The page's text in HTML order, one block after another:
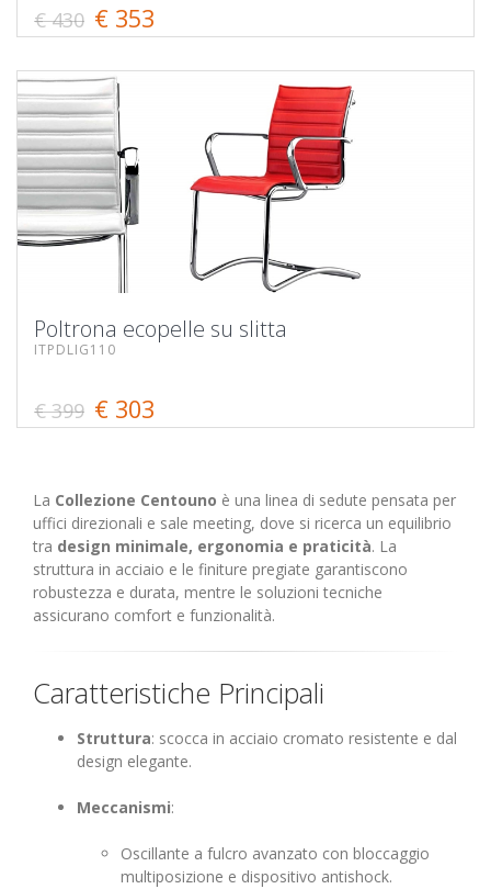
€ 430 € 353
Poltrona ecopelle su slitta
ITPDLIG110
€ 399 € 303
La Collezione Centouno è una linea di sedute pensata per
uffici direzionali e sale meeting, dove si ricerca un equilibrio
tra design minimale, ergonomia e praticità. La
struttura in acciaio e le finiture pregiate garantiscono
robustezza e durata, mentre le soluzioni tecniche
assicurano comfort e funzionalità.
Caratteristiche Principali
Struttura: scocca in acciaio cromato resistente e dal
design elegante.
Meccanismi:
Oscillante a fulcro avanzato con bloccaggio
multiposizione e dispositivo antishock.